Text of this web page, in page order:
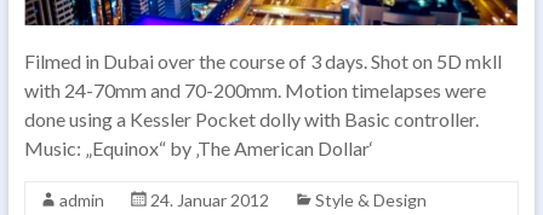
Filmed in Dubai over the course of 3 days. Shot on 5D mkll
with 24-70mm and 70-200mm. Motion timelapses were
done using a Kessler Pocket dolly with Basic controller.
Music: „Equinox“ by ‚The American Dollar‘
admin 24. Januar 2012
Style & Design